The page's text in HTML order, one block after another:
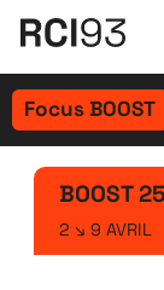
Focus BOOST
BOOST25
2 ↘ 9 AVRIL